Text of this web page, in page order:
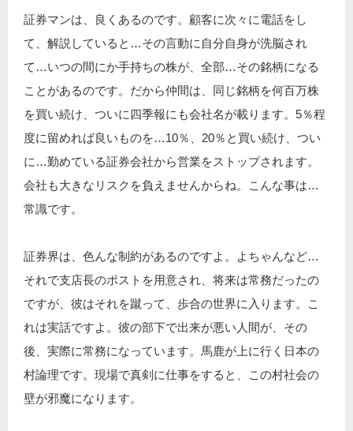
証券マンは、良くあるのです。顧客に次々に電話をし
て、解説していると…その言動に自分自身が洗脳され
て…いつの間にか手持ちの株が、全部…その銘柄になる
ことがあるのです。だから仲間は、同じ銘柄を何百万株
を買い続け、ついに四季報にも会社名が載ります。5％程
度に留めれば良いものを…10％、20％と買い続け、つい
に…勤めている証券会社から営業をストップされます。
会社も大きなリスクを負えませんからね。こんな事は…
常識です。
証券界は、色んな制約があるのですよ。よちゃんなど…
それで支店長のポストを用意され、将来は常務だったの
ですが、彼はそれを蹴って、歩合の世界に入ります。こ
れは実話ですよ。彼の部下で出来が悪い人間が、その
後、実際に常務になっています。馬鹿が上に行く日本の
村論理です。現場で真剣に仕事をすると、この村社会の
壁が邪魔になります。